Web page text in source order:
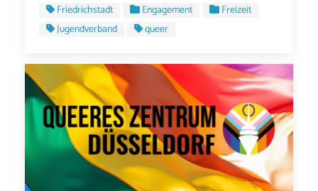
Friedrichstadt
Engagement
Freizeit
Jugendverband
queer